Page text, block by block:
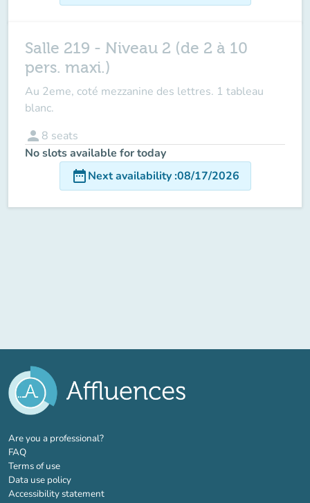
Salle 219 - Niveau 2 (de 2 à 10
pers. maxi.)
Au 2eme, coté mezzanine des lettres. 1 tableau
blanc.
person 8 seats
No slots available for today
date_rangeNext availability:08/17/2026
Are you a professional?(new tab)
FAQ
Terms of use
Data use policy
Accessibility statement